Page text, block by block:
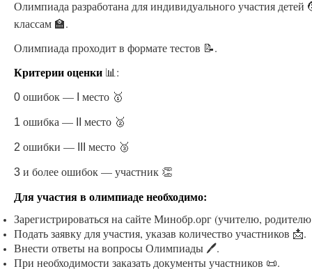
Олимпиада разработана для индивидуального участия
классам 🏫.
Олимпиада проходит в формате тестов 📝.
Критерии оценки 📊:
0 ошибок — место 🥇
1 ошибка — место 🥈
2 ошибки — место 🥉
3 и более ошибок — участник 👏
Для участия в олимпиаде необходимо:
Зарегистрироваться на сайте Минобр.орг (учителю,
Подать заявку для участия, указав количество участников 📩.
Внести ответы на вопросы Олимпиады 🖊.
При необходимости заказать документы участников 📜.